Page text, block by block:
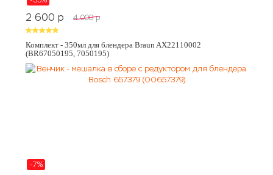
2 600 p 4 000 p
Комплект - 350мл для блендера Braun AX22110002
(BR67050195, 7050195)
-7%